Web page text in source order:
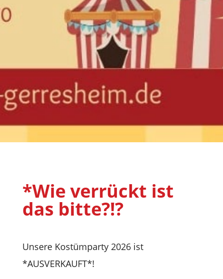
*Wie ver­rückt ist
das bitte?!?
Unsere Kos­tüm­party 2026 ist
*AUSVERKAUFT*!